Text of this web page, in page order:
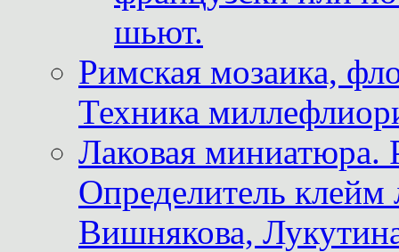
шьют.
Римская мозаика,
Техника
Лаковая миниатюра.
Определитель
Вишнякова,